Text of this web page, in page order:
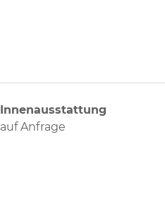
Innenausstattung
auf Anfrage